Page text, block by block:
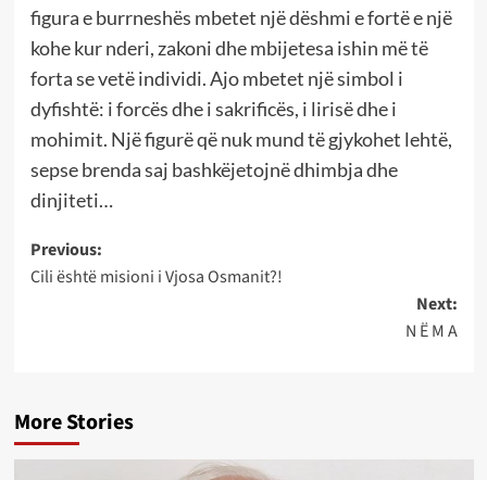
figura e burrneshës mbetet një dëshmi e fortë e një
kohe kur nderi, zakoni dhe mbijetesa ishin më të
forta se vetë individi. Ajo mbetet një simbol i
dyfishtë: i forcës dhe i sakrificës, i lirisë dhe i
mohimit. Një figurë që nuk mund të gjykohet lehtë,
sepse brenda saj bashkëjetojnë dhimbja dhe
dinjiteti…
Post
navigation
Previous:
Cili është misioni i Vjosa Osmanit?!
Next:
N Ë M A
More Stories